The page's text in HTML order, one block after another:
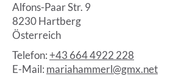
Alfons-Paar Str. 9
8230 Hartberg
Österreich
Telefon:+43 664 4922 228
E-Mail: mariahammerl@gmx.net